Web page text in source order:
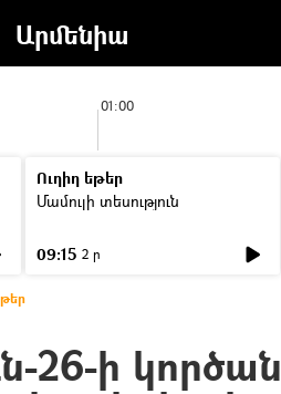
Արմենիա
01:00
Ուղիղ եթեր
Մամուլի տեսություն
09:15 2 ր
26-ի